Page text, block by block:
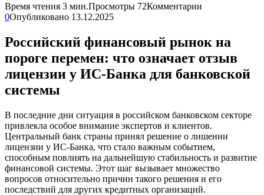
Время чтения 3 мин.Просмотры 72Комментарии
0Опубликовано 13.12.2025
Российский финансовый рынок на
пороге перемен: что означает отзыв
лицензии у ИС-Банка для банковской
системы
В последние дни ситуация в российском банковском секторе
привлекла особое внимание экспертов и клиентов.
Центральный банк страны принял решение о лишении
лицензии у ИС-Банка, что стало важным событием,
способным повлиять на дальнейшую стабильность и развитие
финансовой системы. Этот шаг вызывает множество
вопросов относительно причин такого решения и его
последствий для других кредитных организаций.